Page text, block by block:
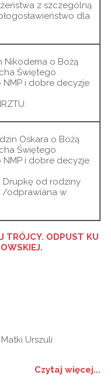
z szczególną
dla
Nikodema o Bożą
Świętego
i dobre decyzje
Oskara o Bożą
Świętego
i dobre decyzje
Drupkę od rodziny
/odprawiana w
TRÓJCY. ODPUST KU
Urszuli
Czytaj więcej...